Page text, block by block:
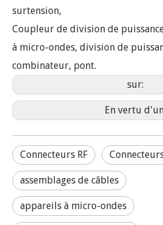
surtension,
Coupleur de division de
à micro-ondes, division de
combinateur, pont.
sur:
En vertu
Connecteurs RF
assemblages de câbles
appareils à micro-ondes